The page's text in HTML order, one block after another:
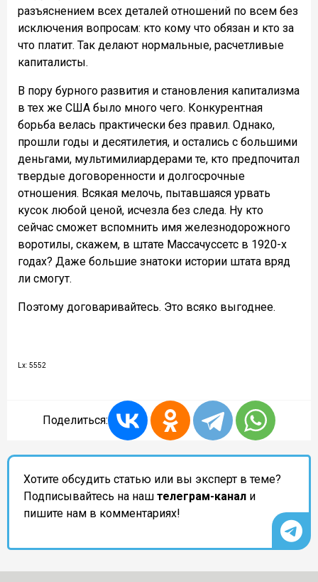
разъяснением всех деталей отношений по всем без
исключения вопросам: кто кому что обязан и кто за
что платит. Так делают нормальные, расчетливые
капиталисты.
В пору бурного развития и становления капитализма
в тех же США было много чего. Конкурентная
борьба велась практически без правил. Однако,
прошли годы и десятилетия, и остались с большими
деньгами, мультимилиардерами те, кто предпочитал
твердые договоренности и долгосрочные
отношения. Всякая мелочь, пытавшаяся урвать
кусок любой ценой, исчезла без следа. Ну кто
сейчас сможет вспомнить имя железнодорожного
воротилы, скажем, в штате Массачуссетс в 1920-х
годах? Даже большие знатоки истории штата вряд
ли смогут.
Поэтому договаривайтесь. Это всяко выгоднее.
Lx: 5552
Поделиться:
Хотите обсудить статью или вы эксперт в теме?
Подписывайтесь на наш телеграм-канал и
пишите нам в комментариях!